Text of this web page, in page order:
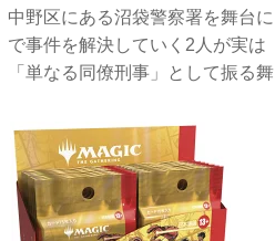
中野区にある沼袋警察署を舞台
で事件を解決していく2人が実は
「単なる同僚刑事」として振る